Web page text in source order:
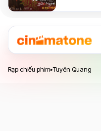
Rạp chiếu phim▸Tuyên Quang